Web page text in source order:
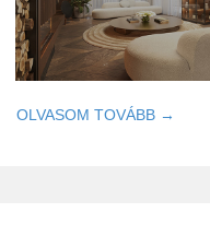
OLVASOM TOVÁBB →